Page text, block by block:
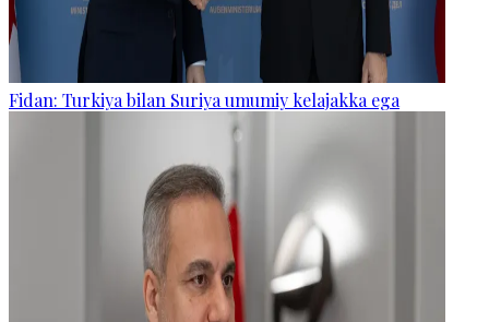
Fidan: Turkiya bilan Suriya umumiy kelajakka ega